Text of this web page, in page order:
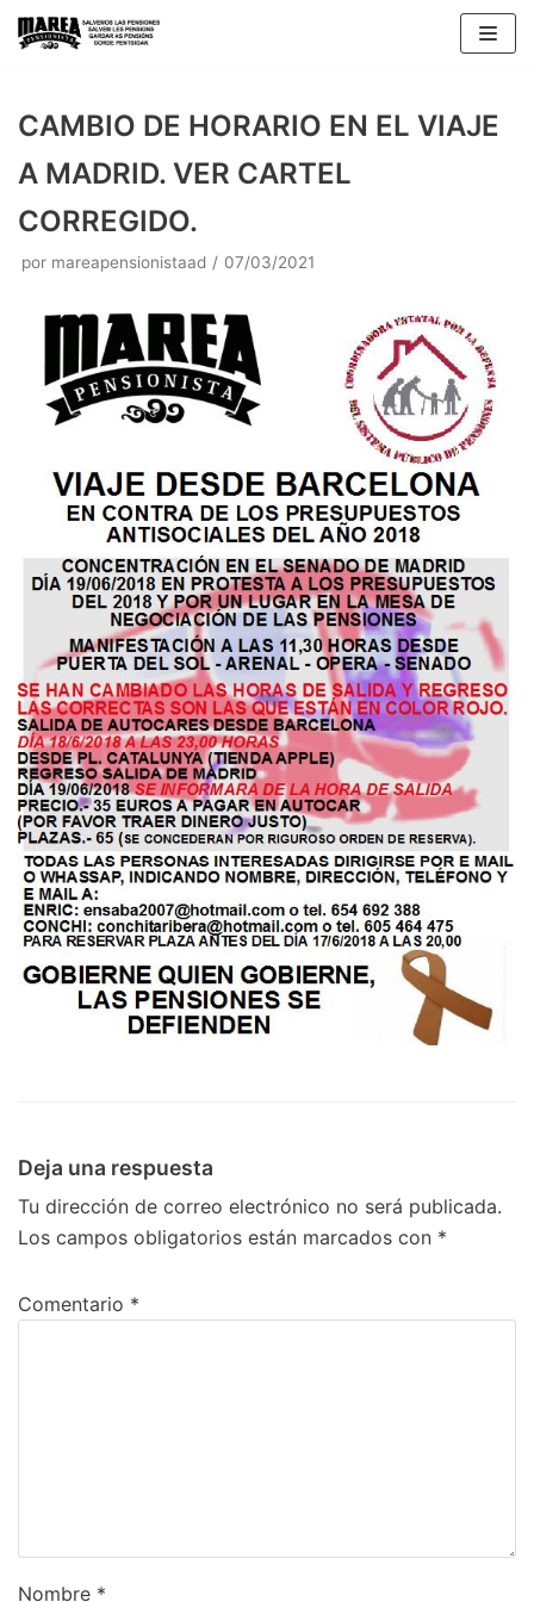
Saltar
CAMBIO DE HORARIO EN EL VIAJE
A MADRID. VER CARTEL
CORREGIDO.
por mareapensionistaad 07/03/2021
Deja una respuesta
Tu dirección de correo electrónico no será publicada.
Los campos obligatorios están marcados con *
Comentario *
Nombre *